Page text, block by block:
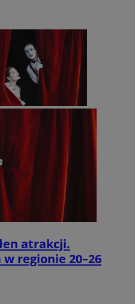
atrakcji.
regionie 20–26